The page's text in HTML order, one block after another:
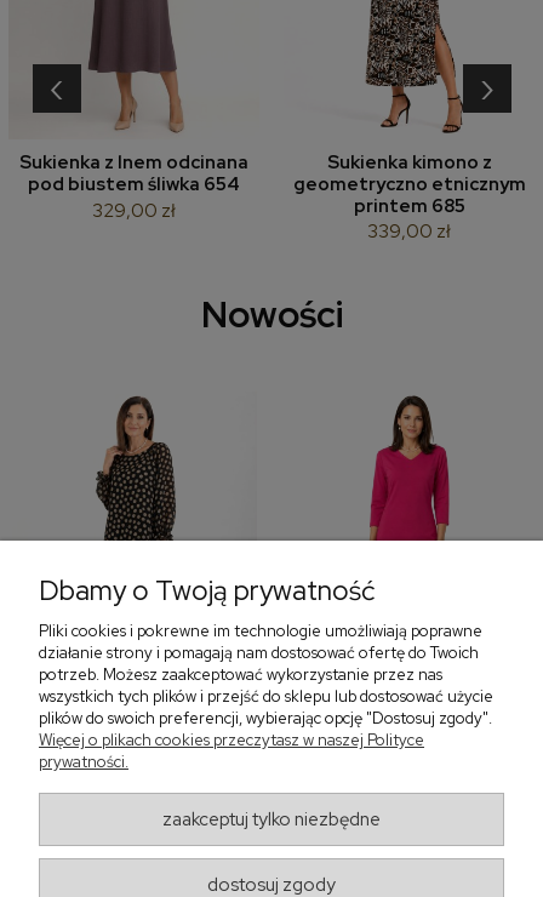
Sukienka z lnem odcinana
pod biustem śliwka 654
329,00 zł
Sukienka kimono z
geometryczno etnicznym
printem 685
339,00 zł
‹ ›
Nowości
Sukienka z falbaną i
bufiastym rękawem w
405,30 zł
Sukienka z dekoltem w
299,00 zł
‹
Dbamy o Twoją prywatność
Pliki cookies i pokrewne im technologie umożliwiają poprawne
działanie strony i pomagają nam dostosować ofertę do Twoich
potrzeb. Możesz zaakceptować wykorzystanie przez nas
wszystkich tych plików i przejść do sklepu lub dostosować użycie
plików do swoich preferencji, wybierając opcję "Dostosuj zgody".
Więcej o plikach cookies przeczytasz w naszej Polityce
prywatności.
zaakceptuj tylko niezbędne
dostosuj zgody